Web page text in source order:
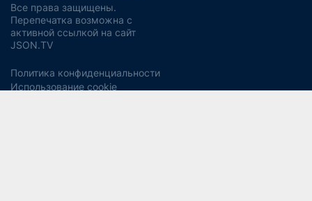
Все права защищены.
Перепечатка возможна с
активной ссылкой на сайт
JSON.TV
Политика конфиденциальности
Использование cookie